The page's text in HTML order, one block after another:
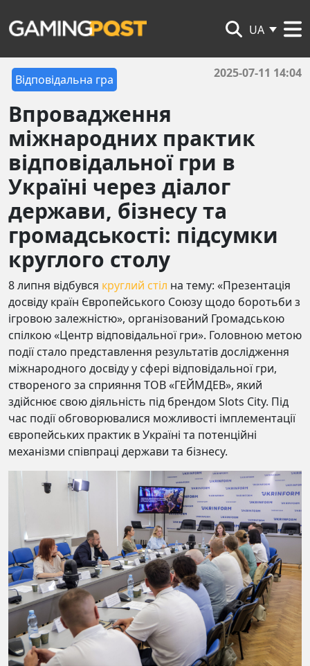
UA
Відповідальна гра 2025-07-11 14:04
Впровадження
міжнародних практик
відповідальної гри в
Україні через діалог
держави, бізнесу та
громадськості: підсумки
круглого столу
8 липня відбувся круглий стіл на тему: «Презентація
досвіду країн Європейського Союзу щодо боротьби з
ігровою залежністю», організований Громадською
спілкою «Центр відповідальної гри». Головною метою
події стало представлення результатів дослідження
міжнародного досвіду у сфері відповідальної гри,
створеного за сприяння ТОВ «ГЕЙМДЕВ», який
здійснює свою діяльність під брендом Slots City. Пiд
час подiї обговорювалися можливостi імплементацiї
європейських практик в Українi та потенційні
механізми співпраці держави та бізнесу.